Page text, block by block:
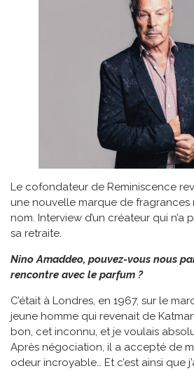
Le cofondateur de Reminiscence
une nouvelle marque de fragrances
nom. Interview d’un créateur qui n’a
sa retraite.
Nino Amaddeo, pouvez-vous nous
rencontre avec le parfum ?
C’était à Londres, en 1967, sur le
jeune homme qui revenait de
bon, cet inconnu, et je voulais
Après négociation, il a accepté de
odeur incroyable… Et c’est ainsi que